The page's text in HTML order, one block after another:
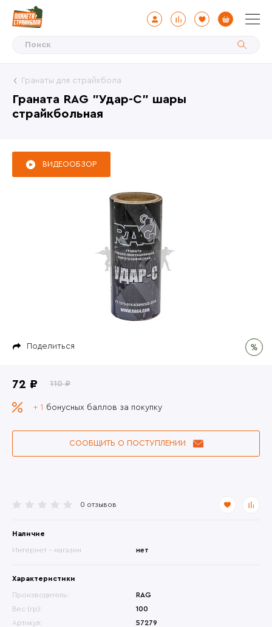
Граната RAG "Удар-С" шары
страйкбольная
Гранаты для страйкбола
Поделиться
ВИДЕООБЗОР
0 отзывов
Наличие
Интернет - магазин нет
Характеристики
Производитель:
RAG
Вес (гр):
100
Артикул:
57279
72 ₽ 110 ₽
+ 1 бонусных баллов за покупку
СООБЩИТЬ О ПОСТУПЛЕНИИ